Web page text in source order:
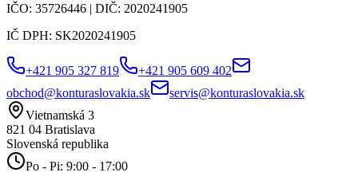
IČO: 35726446 | DIČ: 2020241905
IČ DPH: SK2020241905
+421 905 327 819
+421 905 609 402
obchod@konturaslovakia.sk
servis@konturaslovakia.sk
Vietnamská 3
821 04 Bratislava
Slovenská republika
Po - Pi: 9:00 - 17:00